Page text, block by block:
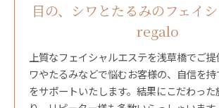
目の、シワとたるみのフェイ
regalo
上質なフェイシャルエステを浅草橋でご
ワやたるみなどで悩むお客様の、自信を持
をサポートいたします。結果にこだわっ